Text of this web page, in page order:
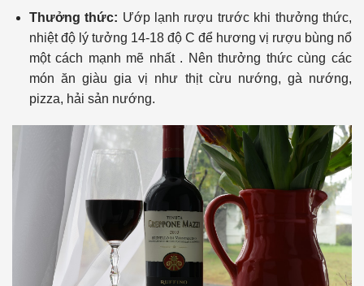
Thưởng thức: Ướp lạnh rượu trước khi thưởng thức,
nhiệt độ lý tưởng 14-18 độ C để hương vị rượu bùng nổ
một cách mạnh mẽ nhất . Nên thưởng thức cùng các
món ăn giàu gia vị như thịt cừu nướng, gà nướng,
pizza, hải sản nướng.